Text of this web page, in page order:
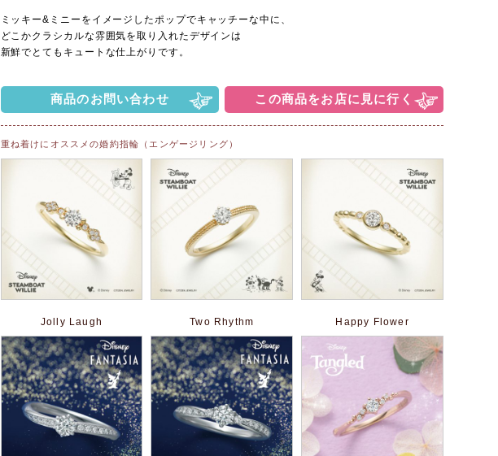
ミッキー&ミニーをイメージした ポップでキャッチーな中に、
どこかクラシカルな雰囲気を取り入れたデザインは
新鮮でとてもキュートな仕上がりです。
商品のお問い合わせ この商品をお店に見に行く
重ね着けにオススメの婚約指輪（エンゲージリング）
Jolly Laugh Two Rhythm Happy Flower